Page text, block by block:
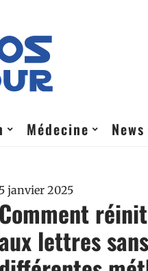
Médecine News
5 janvier 2025
Comment
lettres